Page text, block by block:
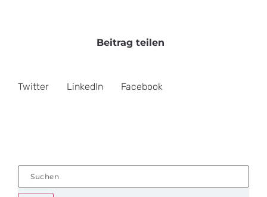
Beitrag teilen
Twitter LinkedIn Facebook